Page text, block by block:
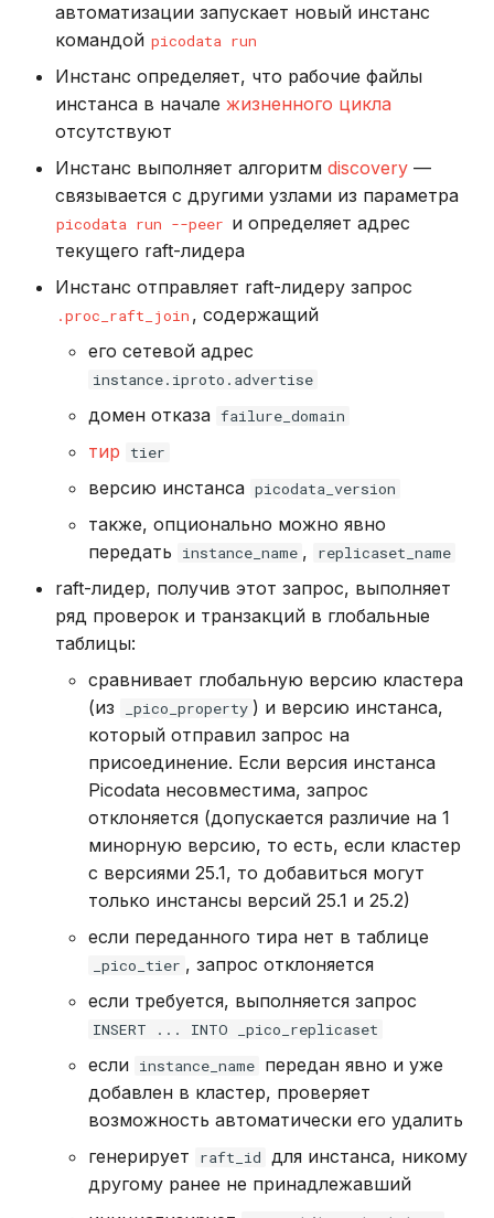
автоматизации запускает новый инстанс
командой picodata run
Инстанс определяет, что рабочие файлы
инстанса в начале жизненного цикла
отсутствуют
Инстанс выполняет алгоритм discovery —
связывается с другими узлами из параметра
picodata run --peer и определяет адрес
текущего raft-лидера
Инстанс отправляет raft-лидеру запрос
.proc_raft_join , содержащий
его сетевой адрес
instance.iproto.advertise
домен отказа failure_domain
тир tier
версию инстанса picodata_version
также, опционально можно явно
передать
instance_name , replicaset_name
raft-лидер, получив этот запрос, выполняет
ряд проверок и транзакций в глобальные
таблицы:
сравнивает глобальную версию кластера
(из
_pico_property ) и версию инстанса,
который отправил запрос на
присоединение. Если версия инстанса
Picodata несовместима, запрос
отклоняется (допускается различие на 1
минорную версию, то есть, если кластер
с версиями 25.1, то добавиться могут
только инстансы версий 25.1 и 25.2)
если переданного тира нет в таблице
_pico_tier , запрос отклоняется
если требуется, выполняется запрос
INSERT ... INTO _pico_replicaset
если instance_name передан явно и уже
добавлен в кластер, проверяет
возможность автоматически его удалить
генерирует
raft_id для инстанса, никому
другому ранее не принадлежавший